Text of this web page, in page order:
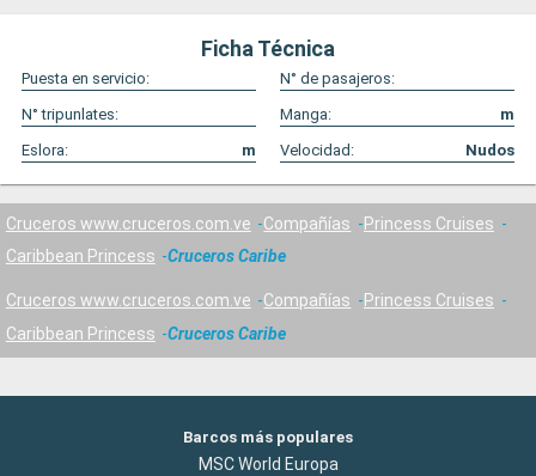
Ficha Técnica
Puesta en servicio:
N° de pasajeros:
N° tripunlates:
Manga:
m
Eslora:
m Velocidad: Nudos
Cruceros www.cruceros.com.ve Compañías
Princess Cruises
Caribbean Princess
Cruceros Caribe
Cruceros www.cruceros.com.ve Compañías
Princess Cruises
Caribbean Princess
Cruceros Caribe
Barcos más populares
MSC World Europa